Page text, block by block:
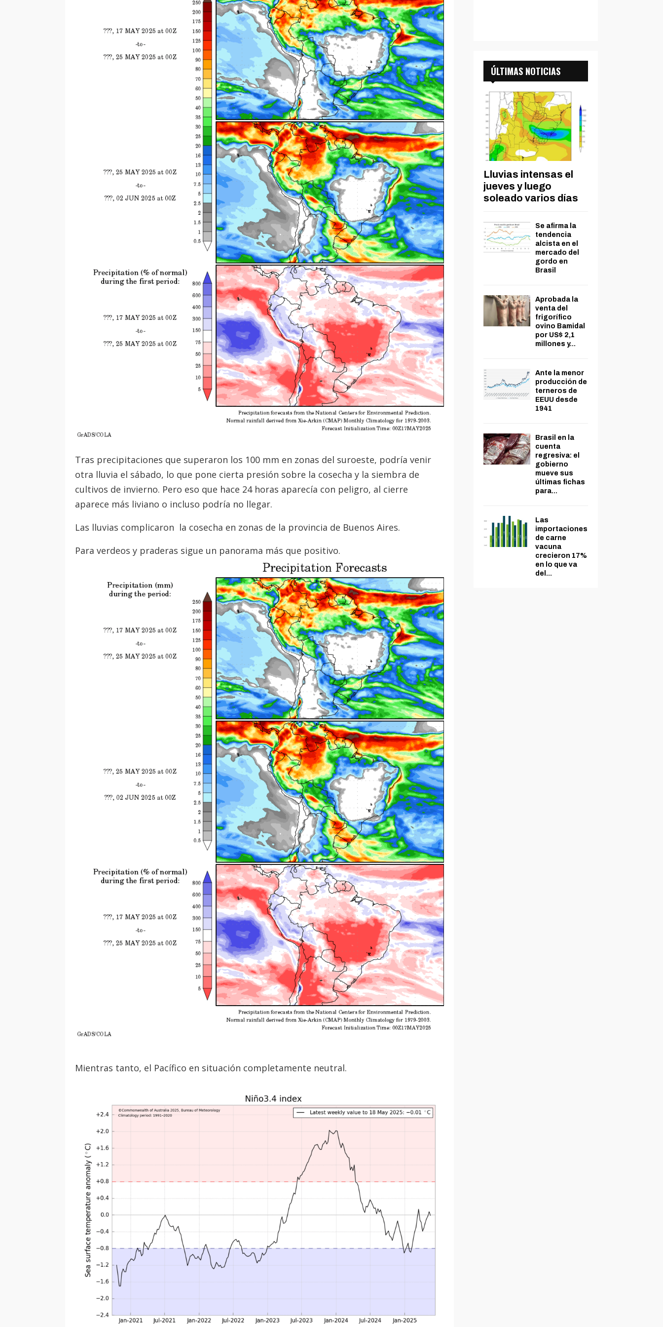
Tras precipitaciones que superaron los 100 mm en zonas del suroeste, podría venir
otra lluvia el sábado, lo que pone cierta presión sobre la cosecha y la siembra de
cultivos de invierno. Pero eso que hace 24 horas aparecía con peligro, al cierre
aparece más liviano o incluso podría no llegar.
Las lluvias complicaron la cosecha en zonas de la provincia de Buenos Aires.
Para verdeos y praderas sigue un panorama más que positivo.
Mientras tanto, el Pacífico en situación completamente neutral.
ÚLTIMAS NOTICIAS
Lluvias intensas el
jueves y luego
soleado varios días
Se afirma la
tendencia
alcista en el
mercado del
gordo en
Brasil
Aprobada la
venta del
frigorífico
ovino Bamidal
por US$ 2,1
millones y...
Ante la menor
producción de
terneros de
EEUU desde
1941
Brasil en la
cuenta
regresiva: el
gobierno
mueve sus
últimas fichas
para...
Las
importaciones
de carne
vacuna
crecieron 17%
en lo que va
del...